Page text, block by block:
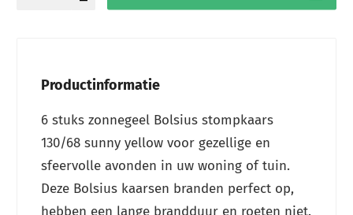
Productinformatie
6 stuks zonnegeel Bolsius stompkaars
130/68 sunny yellow voor gezellige en
sfeervolle avonden in uw woning of tuin.
Deze Bolsius kaarsen branden perfect op,
hebben een lange brandduur en roeten niet.